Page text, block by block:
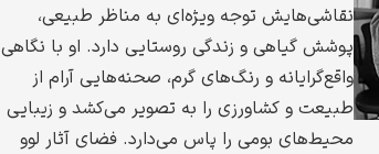
نقاشی‌هایش توجه ویژه‌ای به مناظر طبیعی،
پوشش گیاهی و زندگی روستایی دارد. او با نگاهی
واقع‌گرایانه و رنگ‌های گرم، صحنه‌هایی آرام از
طبیعت و کشاورزی را به تصویر می‌کشد و زیبایی
محیط‌های بومی را پاس می‌دارد. فضای آثار لوو